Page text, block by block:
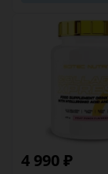
4 990 ₽